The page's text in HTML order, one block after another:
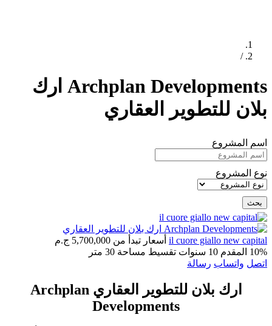
/
Archplan Developments ارك
بلان للتطوير العقاري
اسم المشروع
نوع المشروع
بحث
il cuore giallo new capital أسعار تبدأ من 5,700,000 ج.م
10% المقدم
10 سنوات تقسيط
مساحة 30 متر
اتصل واتساب رسالة
ارك بلان للتطوير العقاري Archplan
Developments